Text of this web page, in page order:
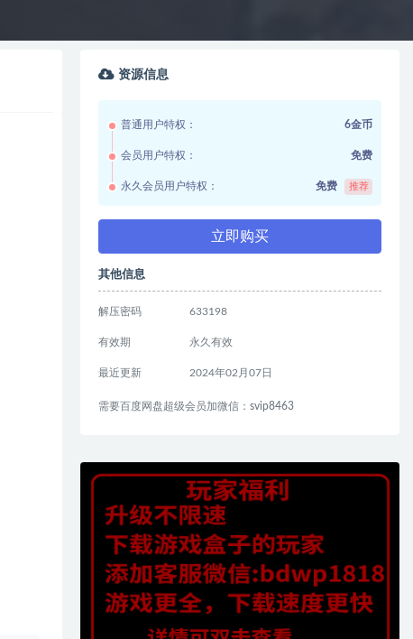
资源信息
普通用户特权： 6金币
会员用户特权： 免费
永久会员用户特权： 免费 推荐
立即购买
其他信息
解压密码 633198
有效期 永久有效
最近更新 2024年02月07日
需要百度网盘超级会员加微信：svip8463